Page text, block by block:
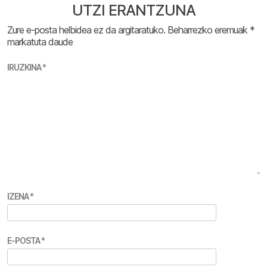
UTZI ERANTZUNA
Zure e-posta helbidea ez da argitaratuko. Beharrezko eremuak *
markatuta daude
IRUZKINA*
IZENA*
E-POSTA*